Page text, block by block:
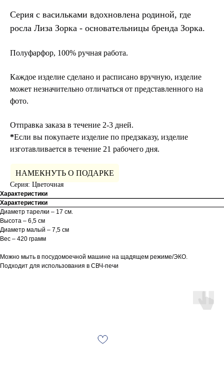
Серия с васильками вдохновлена родиной, где
росла Лиза Зорка - основательницы бренда Зорка.
Полуфарфор, 100% ручная работа.
Каждое изделие сделано и расписано вручную, изделие
может незначительно отличаться от представленного на
фото.
Отправка заказа в течение 2-3 дней.
*Если вы покупаете изделие по предзаказу, изделие
изготавливается в течение 21 рабочего дня.
НАМЕКНУТЬ О ПОДАРКЕ
Серия: Цветочная
Характеристики
Характеристики
Диаметр тарелки – 17 см.
Высота – 6,5 см
Диаметр малый – 7,5 см
Вес – 420 грамм
Можно мыть в посудомоечной машине на щадящем режиме/ЭКО.
Подходит для использования в СВЧ-печи